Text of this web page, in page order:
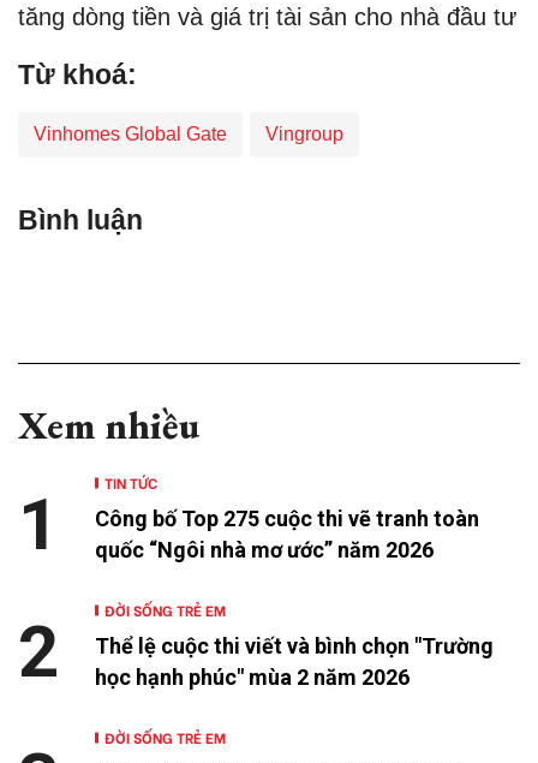
tăng dòng tiền và giá trị tài sản cho nhà đầu tư
Từ khoá:
Vinhomes Global Gate Vingroup
Bình luận
Xem nhiều
TIN TỨC
Công bố Top 275 cuộc thi vẽ tranh toàn
quốc “Ngôi nhà mơ ước” năm 2026
1
ĐỜI SỐNG TRẺ EM
Thể lệ cuộc thi viết và bình chọn "Trường
học hạnh phúc" mùa 2 năm 2026
2
ĐỜI SỐNG TRẺ EM